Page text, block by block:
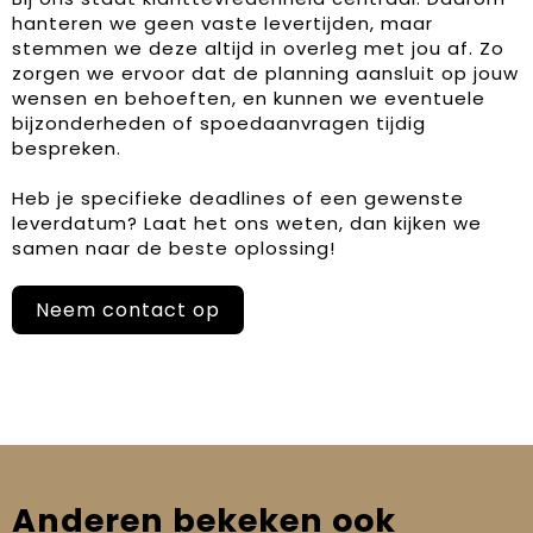
hanteren we geen vaste levertijden, maar
stemmen we deze altijd in overleg met jou af. Zo
zorgen we ervoor dat de planning aansluit op jouw
wensen en behoeften, en kunnen we eventuele
bijzonderheden of spoedaanvragen tijdig
bespreken.
Heb je specifieke deadlines of een gewenste
leverdatum? Laat het ons weten, dan kijken we
samen naar de beste oplossing!
Neem contact op
Anderen bekeken ook